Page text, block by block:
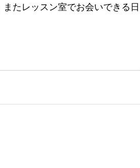
たレッスン室でお会いできる日